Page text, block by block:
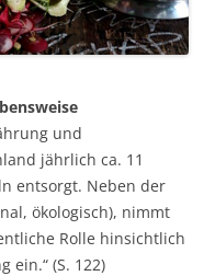
und
jährlich ca. 11
entsorgt. Neben der
ökologisch), nimmt
Rolle hinsichtlich
ein.“ (S. 122)